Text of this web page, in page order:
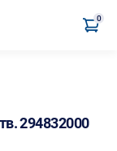
0
294832000